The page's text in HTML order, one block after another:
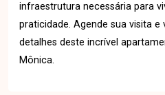
infraestrutura necessária para
praticidade. Agende sua visita
detalhes deste incrível
Mônica.